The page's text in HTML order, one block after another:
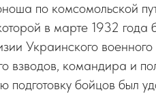
по комсомольской
в марте 1932
Украинского
взводов, командира и
подготовку бойцов был